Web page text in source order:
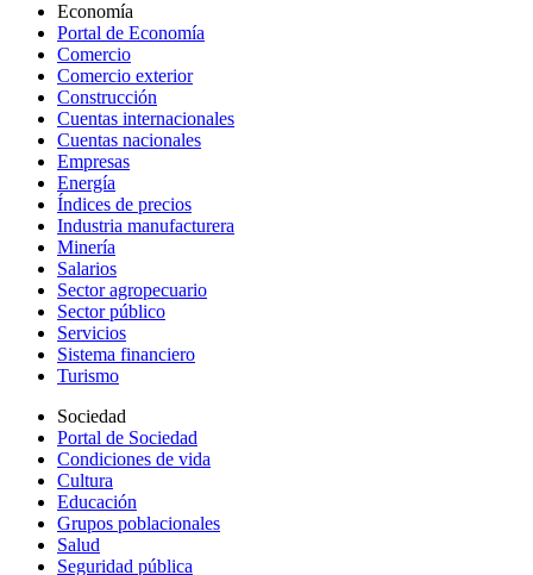
Economía
Portal de Economía
Comercio
Comercio exterior
Construcción
Cuentas internacionales
Cuentas nacionales
Empresas
Energía
Índices de precios
Industria manufacturera
Minería
Salarios
Sector agropecuario
Sector público
Servicios
Sistema financiero
Turismo
Sociedad
Portal de Sociedad
Condiciones de vida
Cultura
Educación
Grupos poblacionales
Salud
Seguridad pública